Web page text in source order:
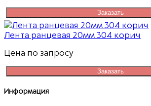
Заказать
Лента ранцевая 20мм 304 корич
Цена по запросу
Заказать
Информация